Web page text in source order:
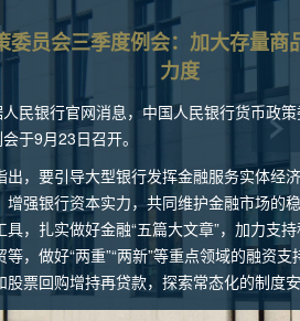
仲量联行，开启物业新篇章
专项债券支持收购存量商品房用作保障性
用地原则上不用于经营性房地产开发
告：继续实施好适度宽松的货币政策
构性货币政策工具增量政策，加强与财政
灯辉，开启祥瑞新程
委员会三季度例会：加大存量商
力度
银行官网消息，中国人民银行货币政策
于9月23日召开。
，要引导大型银行发挥金融服务实体经
增强银行资本实力，共同维护金融市场的
具，扎实做好金融“五篇大文章”，加力支
，做好“两重”“两新”等重点领域的融资
股票回购增持再贷款，探索常态化的制度
经济发展壮大的金融服务，充分发挥支持